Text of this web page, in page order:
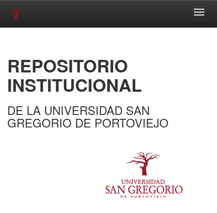
REPOSITORIO
INSTITUCIONAL
DE LA UNIVERSIDAD SAN
GREGORIO DE PORTOVIEJO